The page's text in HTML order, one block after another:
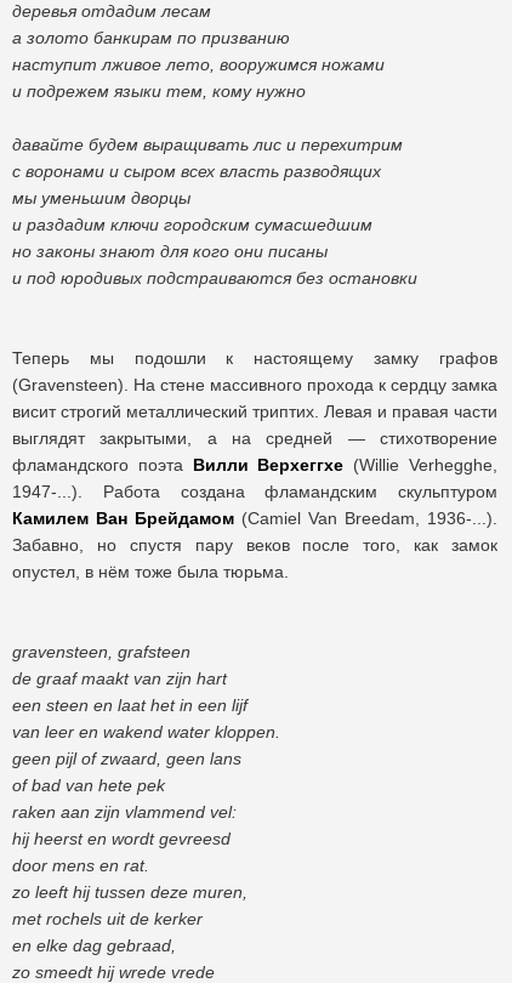
деревья отдадим лесам
а золото банкирам по призванию
наступит лживое лето, вооружимся ножами
и подрежем языки тем, кому нужно
давайте будем выращивать лис и перехитрим
с воронами и сыром всех власть разводящих
мы уменьшим дворцы
и раздадим ключи городским сумасшедшим
но законы знают для кого они писаны
и под юродивых подстраиваются без остановки
Теперь мы подошли к настоящему замку графов
(Gravensteen). На стене массивного прохода к сердцу замка
висит строгий металлический триптих. Левая и правая части
выглядят закрытыми, а на средней — стихотворение
фламандского поэта Вилли Верхеггхе (Willie Verhegghe,
1947-...). Работа создана фламандским скульптуром
Камилем Ван Брейдамом (Camiel Van Breedam, 1936-...).
Забавно, но спустя пару веков после того, как замок
опустел, в нём тоже была тюрьма.
gravensteen, grafsteen
de graaf maakt van zijn hart
een steen en laat het in een lijf
van leer en wakend water kloppen.
geen pijl of zwaard, geen lans
of bad van hete pek
raken aan zijn vlammend vel:
hij heerst en wordt gevreesd
door mens en rat.
zo leeft hij tussen deze muren,
met rochels uit de kerker
en elke dag gebraad,
zo smeedt hij wrede vrede